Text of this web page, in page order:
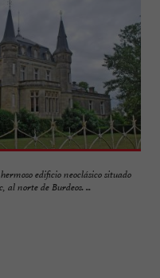
edificio neoclásico situado
al norte de Burdeos. ...